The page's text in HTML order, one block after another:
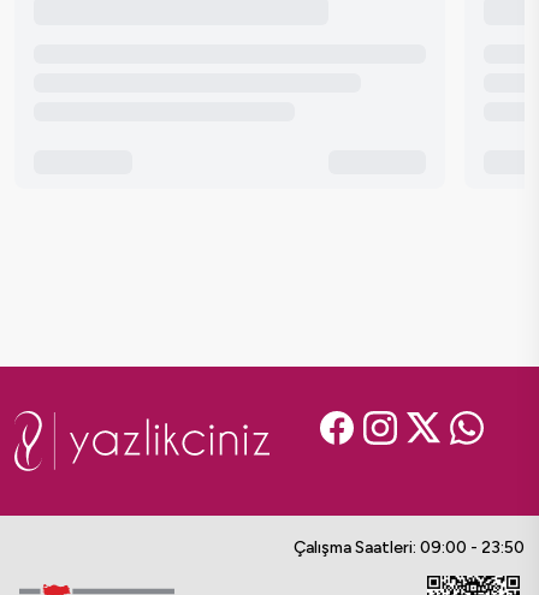
Çalışma Saatleri: 09:00 - 23:50